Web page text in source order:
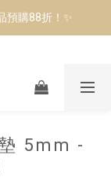
免費包裝
預購88折！✨
站-台南
免費包裝
5mm -